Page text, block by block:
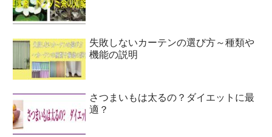
失敗しないカーテンの選び方～種類や
機能の説明
さつまいもは太るの？ダイエットに最
適？